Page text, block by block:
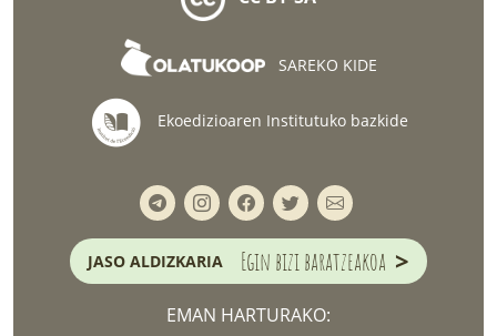
SAREKO KIDE
Ekoedizioaren Institutuko bazkide
JASO ALDIZKARIA Egin bizi baratzeakoa >
EMAN HARTURAKO: